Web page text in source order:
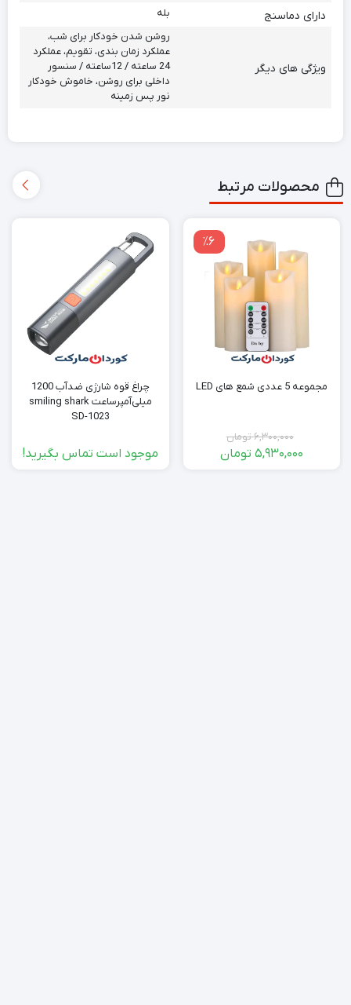
دارای دماسنج بله
ویژگی های دیگر
روشن شدن خودکار برای شب،
عملکرد زمان بندی، تقویم، عملکرد
24 ساعته / 12ساعته / سنسور
داخلی برای روشن، خاموش خودکار
نور پس زمینه
محصولات مرتبط
٪6
مجموعه 5 عددی شمع های LED
6,300,000تومان
5,930,000 تومان
چراغ قوه شارژی ضدآب 1200
میلی‌آمپر‌ساعت smiling shark
SD-1023
موجود است تماس بگیرید!